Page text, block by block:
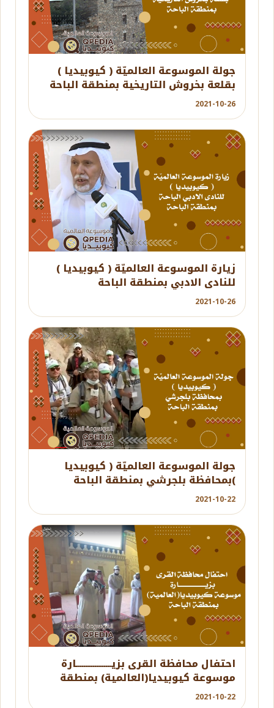
جولة الموسوعة العالميّة ( كيوبيديا )
بقلعة بخروش التاريخية بمنطقة الباحة
2021-10-26
زيارة الموسوعة العالميّة ( كيوبيديا )
للنادى الادبي بمنطقة الباحة
2021-10-26
جولة الموسوعة العالميّة ( كيوبيديا
)بمحافظة بلجرشي بمنطقة الباحة
2021-10-22
احتفال محافظة القرى بزيـــــــــــــــــــارة
موسوعة كيوبيديا(العالمية) بمنطقة
الباحة
2021-10-22